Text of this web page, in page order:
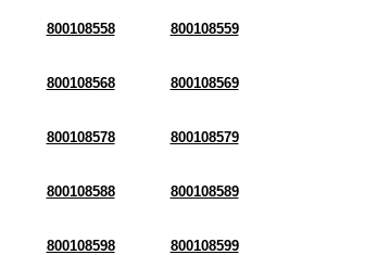
800108558 800108559
800108568 800108569
800108578 800108579
800108588 800108589
800108598 800108599